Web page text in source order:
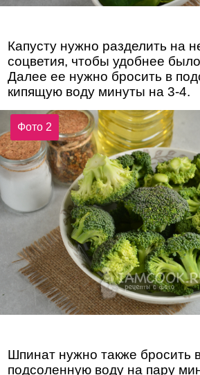
Капусту нужно разделить на
соцветия, чтобы удобнее
Далее ее нужно бросить в
кипящую воду минуты на 3-4.
Фото 2
Шпинат нужно также бросить
подсоленную воду на пару